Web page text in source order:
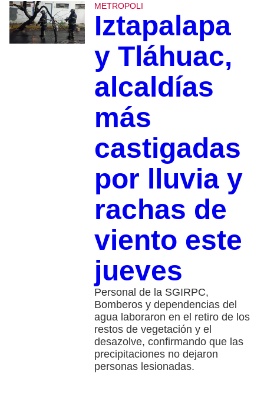
METROPOLI
Iztapalapa
y Tláhuac,
alcaldías
más
castigadas
por lluvia y
rachas de
viento este
jueves
Personal de la SGIRPC,
Bomberos y dependencias del
agua laboraron en el retiro de los
restos de vegetación y el
desazolve, confirmando que las
precipitaciones no dejaron
personas lesionadas.